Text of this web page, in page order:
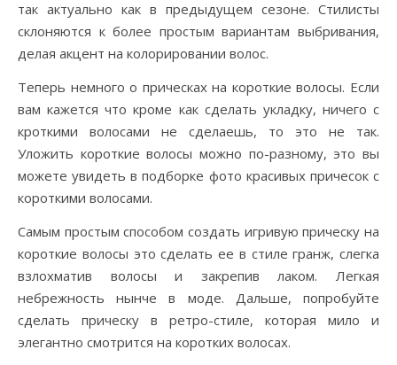
так актуально как в предыдущем сезоне. Стилисты
склоняются к более простым вариантам выбривания,
делая акцент на колорировании волос.
Теперь немного о прическах на короткие волосы. Если
вам кажется что кроме как сделать укладку, ничего с
кроткими волосами не сделаешь, то это не так.
Уложить короткие волосы можно по-разному, это вы
можете увидеть в подборке фото красивых причесок с
короткими волосами.
Самым простым способом создать игривую прическу на
короткие волосы это сделать ее в стиле гранж, слегка
взлохматив волосы и закрепив лаком. Легкая
небрежность нынче в моде. Дальше, попробуйте
сделать прическу в ретро-стиле, которая мило и
элегантно смотрится на коротких волосах.